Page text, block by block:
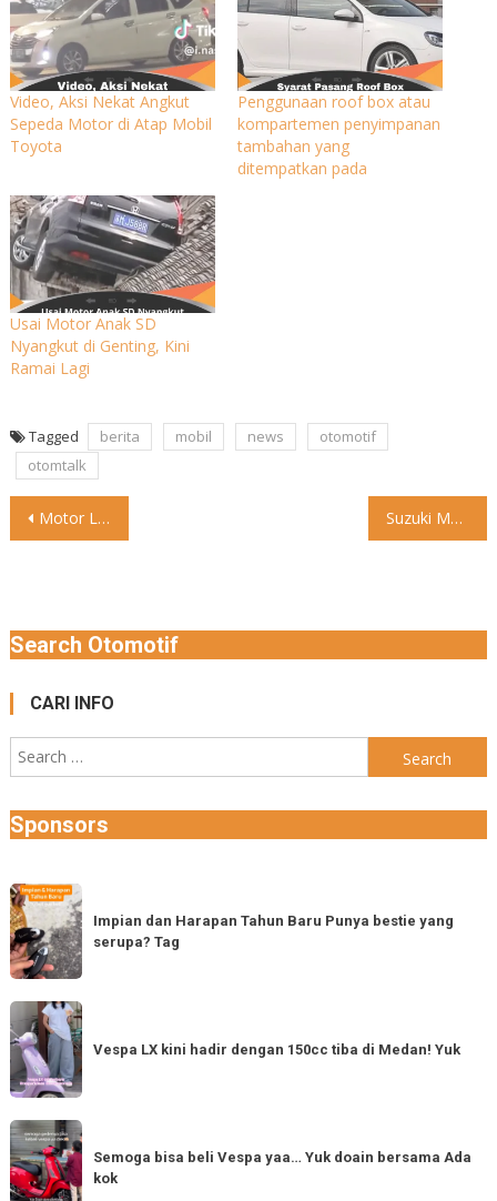
Video, Aksi Nekat Angkut
Sepeda Motor di Atap Mobil
Toyota
Penggunaan roof box atau
kompartemen penyimpanan
tambahan yang
ditempatkan pada
Usai Motor Anak SD
Nyangkut di Genting, Kini
Ramai Lagi
Tagged berita mobil news
otomotif
otomtalk
Post
Motor Listrik Honda EM1 e Meluncur di Indonesia Tahun In Suzuki Mau Luncurkan Kembaran Innova Zenix Suzuki telah mengonfirmasi akan
Search Otomotif
CARI INFO
Search
for:
Sponsors
Impian
dan
Harapan
Tahun
Baru
Punya
bestie
yang
Tag
Impian dan Harapan Tahun Baru Punya bestie yang
serupa? Tag
Vespa
LX
kini
hadir
dengan
150cc
tiba
Vespa LX kini hadir dengan 150cc tiba di Medan! Yuk
Semoga
bisa
beli
Semoga bisa beli Vespa yaa… Yuk doain bersama Ada
kok